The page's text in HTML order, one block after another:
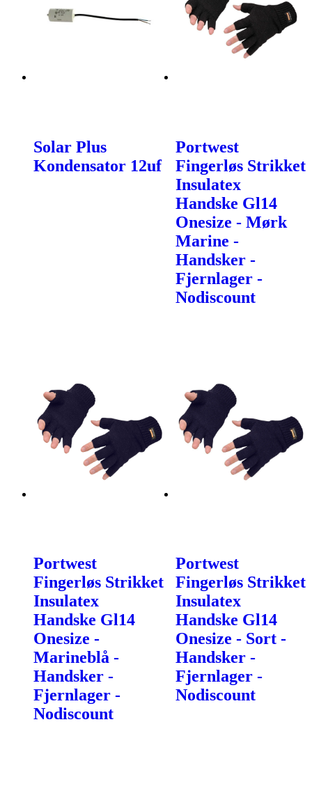
Solar Plus
Kondensator 12uf
Portwest
Fingerløs Strikket
Insulatex
Handske Gl14
Onesize - Mørk
Marine -
Handsker -
Fjernlager -
Nodiscount
Portwest
Fingerløs Strikket
Insulatex
Handske Gl14
Onesize -
Marineblå -
Handsker -
Fjernlager -
Nodiscount
Portwest
Fingerløs Strikket
Insulatex
Handske Gl14
Onesize - Sort -
Handsker -
Fjernlager -
Nodiscount